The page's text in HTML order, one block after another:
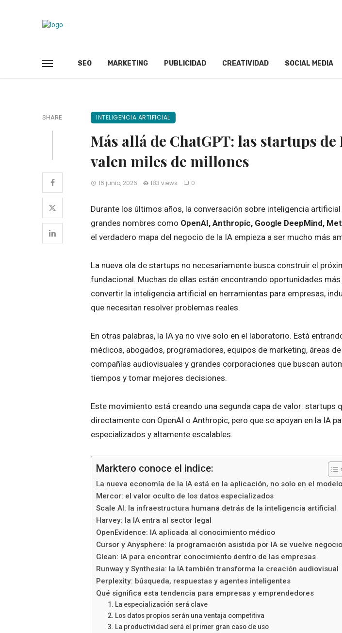
SEO MARKETING PUBLICIDAD CREATIVIDAD SOCIAL MEDIA
SHARE INTELIGENCIA ARTIFICIAL
Más allá de ChatGPT: las startups de
valen miles de millones
16 junio, 2026 183 views 0
Durante los últimos años, la conversación sobre inteligencia
grandes nombres como OpenAI, Anthropic, Google DeepMind,
el verdadero mapa del negocio de la IA empieza a ser mucho más
La nueva ola de startups no necesariamente busca construir el
fundacional. Muchas de ellas están encontrando oportunidades
convertir la inteligencia artificial en herramientas para empresas,
que necesitan resolver problemas reales.
En otras palabras, la IA ya no vive solo en el laboratorio. Está
médicos, abogados, programadores, equipos de marketing, áreas
compañías audiovisuales y grandes corporaciones que buscan
tiempos y tomar mejores decisiones.
Este movimiento está creando una segunda capa de valor: startups
directamente con OpenAI o Anthropic, pero que se apoyan en la IA
especializados y altamente escalables.
Marktero conoce el indice:
La nueva economía de la IA está en la aplicación, no solo en el modelo
Mercor: el valor oculto de los datos especializados
Scale AI: la infraestructura humana detrás de la inteligencia artificial
Harvey: la IA entra al sector legal
OpenEvidence: IA aplicada al conocimiento médico
Cursor y Anysphere: la programación asistida por IA se vuelve negocio
Glean: IA para encontrar conocimiento dentro de las empresas
Runway y Synthesia: la IA también transforma la creación audiovisual
Perplexity: búsqueda, respuestas y agentes inteligentes
Qué significa esta tendencia para empresas y emprendedores
1. La especialización será clave
2. Los datos propios serán una ventaja competitiva
3. La productividad será el primer gran caso de uso